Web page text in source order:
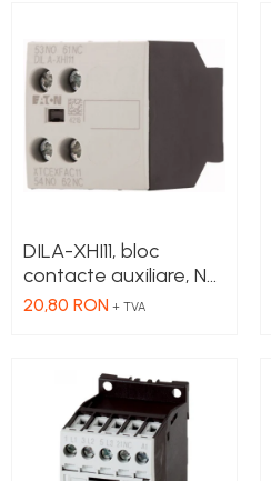
DILA-XHI11, bloc
contacte auxiliare, NC
+ NO, montaj frontal
20,80 RON + TVA